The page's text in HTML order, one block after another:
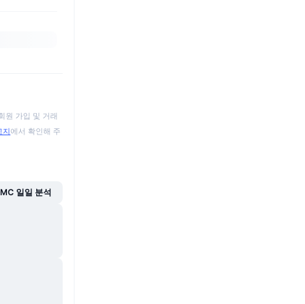
원 가입 및 거래
지에서 확인해 주
일일 분석